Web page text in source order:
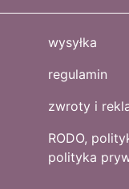
wysyłka
regulamin
zwroty i
RODO,
polityka